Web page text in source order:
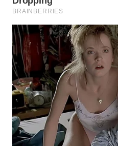
MANDALIKA
WN
LIKUPANG
WN
LABUANBAJO
WN
BORNEO